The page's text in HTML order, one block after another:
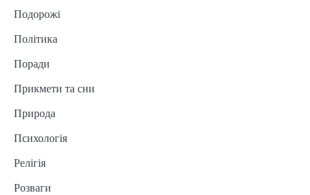
Подорожі
Політика
Поради
Прикмети та сни
Природа
Психологія
Релігія
Розваги